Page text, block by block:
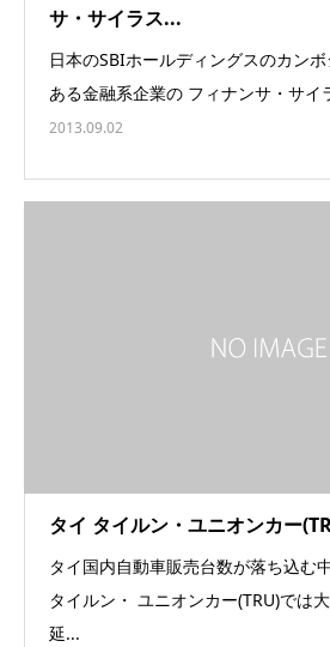
サ・サイラス...
日本のSBIホールディングスのカン
ある金融系企業の フィナンサ・サ
2013.09.02
タイ タイルン・ユニオンカー
タイ国内自動車販売台数が落ち込む
タイルン・ ユニオンカー(TRU)では
延...